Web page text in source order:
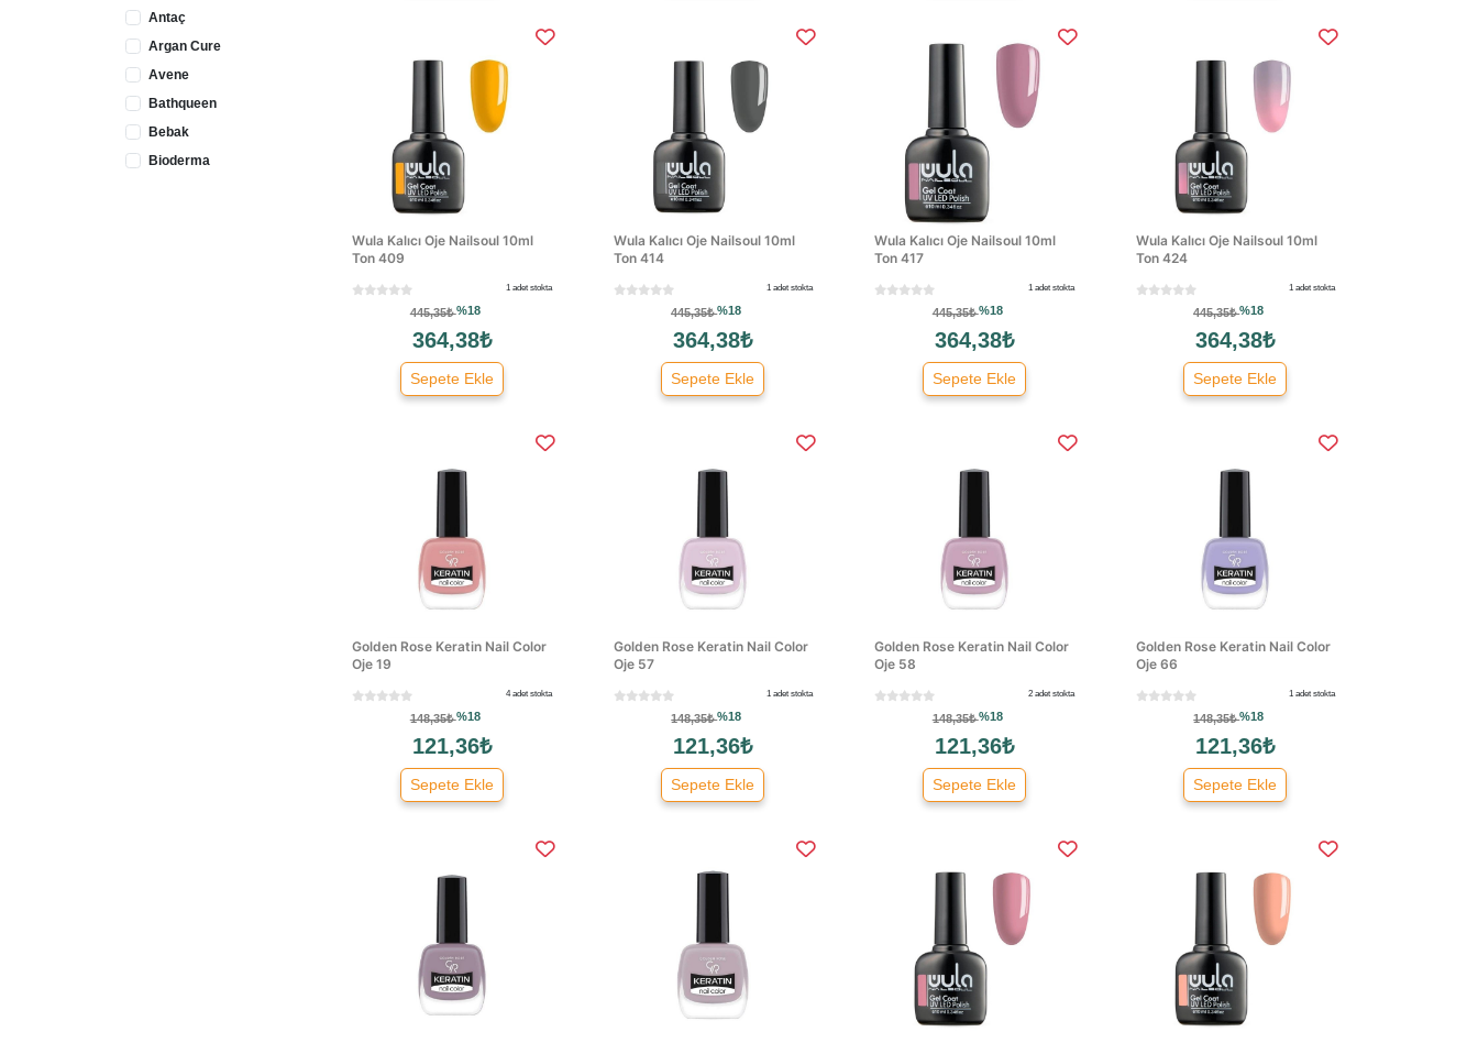
Antaç
Argan Cure
Avene
Bathqueen
Bebak
Bioderma
Wula Kalıcı Oje Nailsoul 10ml
Ton 409
1 adet stokta
445,35₺%18
364,38₺
Sepete Ekle
Wula Kalıcı Oje Nailsoul 10ml
Ton 414
1 adet stokta
445,35₺%18
364,38₺
Sepete Ekle
Wula Kalıcı Oje Nailsoul 10ml
Ton 417
1 adet stokta
445,35₺%18
364,38₺
Sepete Ekle
Wula Kalıcı Oje Nailsoul 10ml
Ton 424
1 adet stokta
445,35₺%18
364,38₺
Sepete Ekle
Golden Rose Keratin Nail Color
Oje 19
4 adet stokta
148,35₺%18
121,36₺
Sepete Ekle
Golden Rose Keratin Nail Color
Oje 57
1 adet stokta
148,35₺%18
121,36₺
Sepete Ekle
Golden Rose Keratin Nail Color
Oje 58
2 adet stokta
148,35₺%18
121,36₺
Sepete Ekle
Golden Rose Keratin Nail Color
Oje 66
1 adet stokta
148,35₺%18
121,36₺
Sepete Ekle